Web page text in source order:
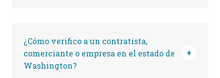
¿Cómo verifico a un contratista,
comerciante o empresa en el estado de
Washington?